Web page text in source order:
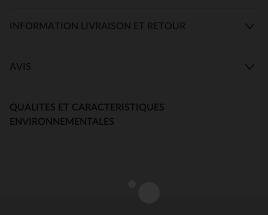
INFORMATION LIVRAISON ET RETOUR
AVIS
QUALITES ET CARACTERISTIQUES
ENVIRONNEMENTALES